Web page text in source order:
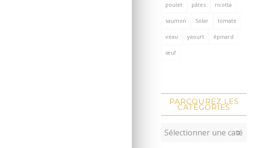
poulet pâtes ricotta
saumon Solar tomate
veau yaourt épinard
œuf
PARCOUREZ LES
CATÉGORIES